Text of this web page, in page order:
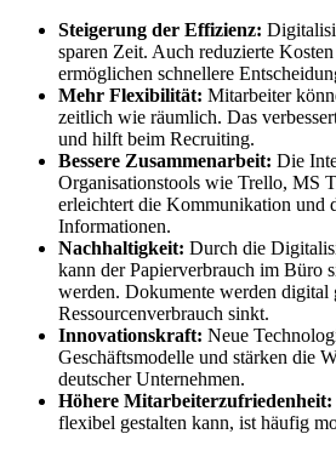
Steigerung der Effizienz:
sparen Zeit. Auch reduzierte
ermöglichen schnellere
Mehr Flexibilität: Mitarbeiter
zeitlich wie räumlich. Das
und hilft beim Recruiting.
Bessere Zusammenarbeit: Die
Organisationstools wie Trello, MS
erleichtert die Kommunikation und
Informationen.
Nachhaltigkeit: Durch die
kann der Papierverbrauch im Büro
werden. Dokumente werden digital
Ressourcenverbrauch sinkt.
Innovationskraft: Neue
Geschäftsmodelle und stärken die
deutscher Unternehmen.
Höhere Mitarbeiterzufriedenheit:
flexibel gestalten kann, ist häufig